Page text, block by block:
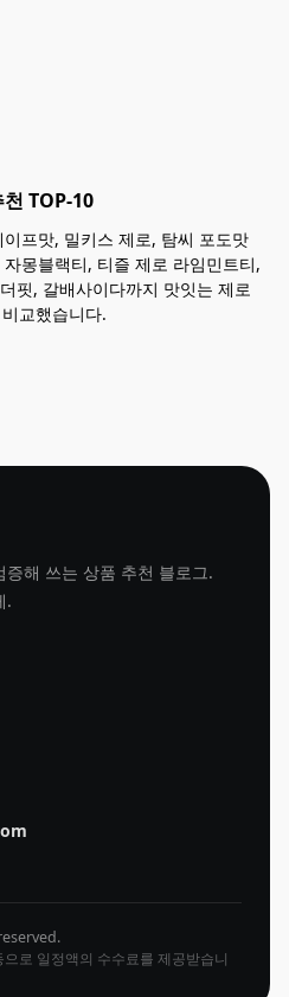
TOP-10
프맛, 밀키스 제로, 탐씨 포도맛
몽블랙티, 티즐 제로 라임민트티,
핏, 갈배사이다까지 맛잇는 제로
교했습니다.
해 쓰는 상품 추천 블로그.
.
로 일정액의 수수료를 제공받습니